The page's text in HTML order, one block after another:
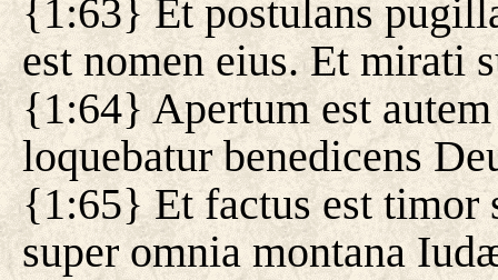
{1:63} Et postulans
est nomen eius. Et mirati
{1:64} Apertum est
loquebatur benedicens
{1:65} Et factus est timor
super omnia montana